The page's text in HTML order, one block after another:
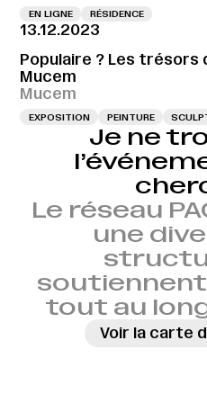
EN LIGNE RÉSIDENCE
13.12.2023
Populaire ? Les trésors
Mucem
Mucem
EXPOSITION PEINTURE
Je ne
Le réseau
une
tout au long
Voir la carte